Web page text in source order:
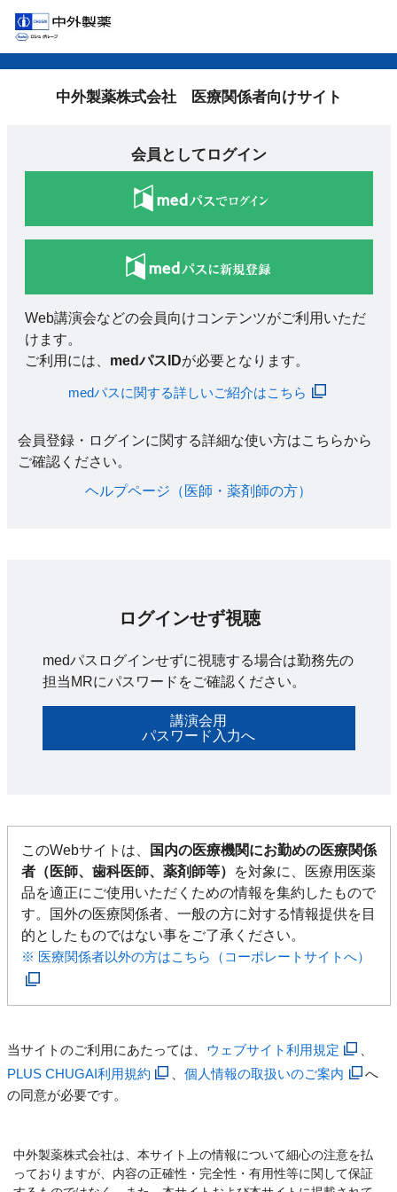
中外製薬株式会社 医療関係者向けサイト
会員としてログイン
Web講演会などの会員向けコンテンツがご利用いただ
けます。
ご利用には、 medパスIDが必要となります。
medパスに関する詳しいご紹介はこちら
会員登録・ログインに関する詳細な使い方はこちらから
ご確認ください。​
ヘルプページ（医師・薬剤師の方）​
ログインせず視聴
medパスログインせずに視聴する場合は勤務先の
担当MRにパスワードをご確認ください。
講演会用
パスワード入力へ
このWebサイトは、
国内の医療機関にお勤めの医療関係
者（医師、歯科医師、薬剤師等）
を対象に、医療用医薬
品を適正にご使用いただくための情報を集約したもので
す。国外の医療関係者、一般の方に対する情報提供を目
的としたものではない事をご了承ください。
※ 医療関係者以外の方はこちら（コーポレートサイトへ）
当サイトのご利用にあたっては、 ウェブサイト利用規定
PLUS CHUGAI利用規約
、個人情報の取扱いのご案内
へ
の同意が必要です。
中外製薬株式会社は、本サイト上の情報について細心の注意を払
っておりますが、内容の正確性・完全性・有用性等に関して保証